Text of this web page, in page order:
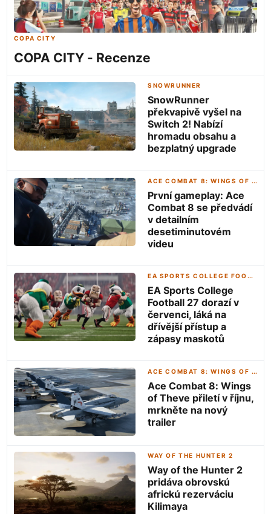
COPA CITY
COPA CITY - Recenze
SNOWRUNNER
SnowRunner
překvapivě vyšel na
Switch 2! Nabízí
hromadu obsahu a
bezplatný upgrade
ACE COMBAT 8: WINGS OF THEVE
První gameplay: Ace
Combat 8 se předvádí
v detailním
desetiminutovém
videu
EA SPORTS COLLEGE FOOTBALL 27
EA Sports College
Football 27 dorazí v
červenci, láká na
dřívější přístup a
zápasy maskotů
ACE COMBAT 8: WINGS OF THEVE
Ace Combat 8: Wings
of Theve přiletí v říjnu,
mrkněte na nový
trailer
WAY OF THE HUNTER 2
Way of the Hunter 2
pridáva obrovskú
africkú rezerváciu
Kilimaya